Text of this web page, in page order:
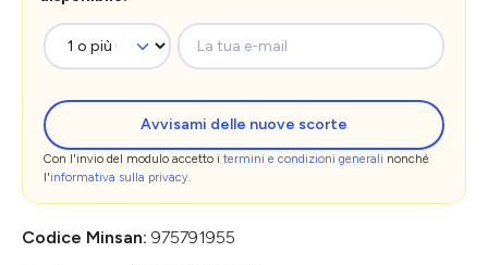
La tua e-mail
Avvisami delle nuove scorte
Con l'invio del modulo accetto i termini e condizioni generali nonché
l'informativa sulla privacy.
Codice Minsan: 975791955